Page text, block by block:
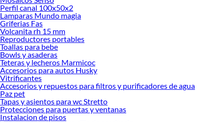
renovación de espacios. ¡Visítanos y descubre todo lo que tenemos para
ofrecerte!
Encuentra una amplia variedad de productos de Molinillo y Especiero en
Sodimac. Encuentra todo lo necesario para tus proyectos de renovación y
decoración. ¡Visítanos y haz tus ideas realidad!
Perfil canal 100x50x2
Lamparas Mundo magia
Griferias Fas
Volcanita rh 15 mm
Reproductores portables
Toallas para bebe
Bowls y asaderas
Teteras y lecheros Marmicoc
Accesorios para autos Husky
Vitrificantes
Accesorios y repuestos para filtros y purificadores de agua
Paz pet
Tapas y asientos para wc Stretto
Protecciones para puertas y ventanas
Instalacion de pisos